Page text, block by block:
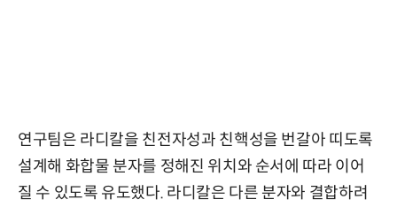
연구팀은 라디칼을 친전자성과 친핵성을 번갈아 띠도록
설계해 화합물 분자를 정해진 위치와 순서에 따라 이어
질 수 있도록 유도했다. 라디칼은 다른 분자와 결합하려